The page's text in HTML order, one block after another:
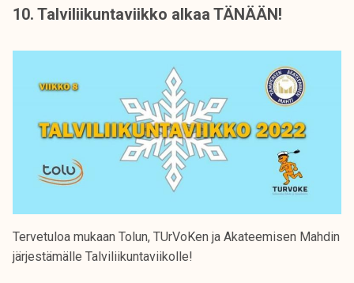
10. Talviliikuntaviikko alkaa TÄNÄÄN!
Tervetuloa mukaan Tolun, TUrVoKen ja Akateemisen Mahdin
järjestämälle Talviliikuntaviikolle!